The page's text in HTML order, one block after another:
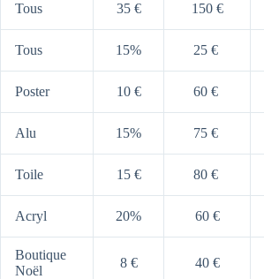
Tous 35 € 150 €
Tous 15% 25 €
Poster 10 € 60 €
Alu 15% 75 €
Toile 15 € 80 €
Acryl 20% 60 €
Boutique
Noël
8 € 40 €